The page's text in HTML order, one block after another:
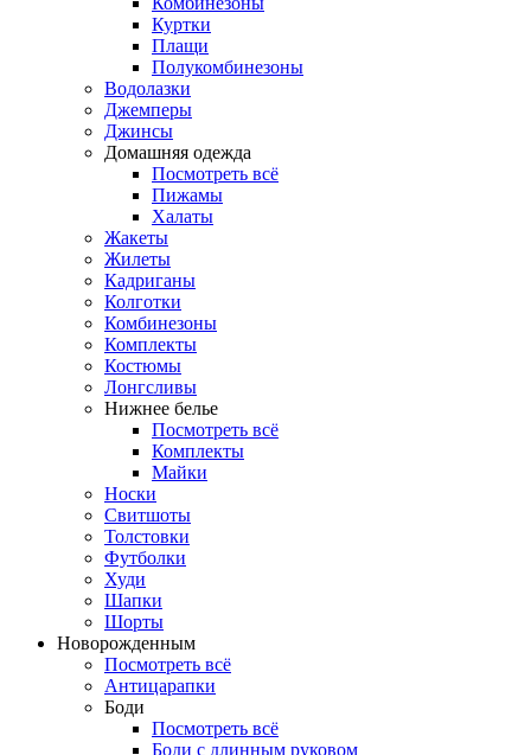
Куртки
Плащи
Полукомбинезоны
Водолазки
Джемперы
Джинсы
Домашняя одежда
Посмотреть всё
Пижамы
Халаты
Жакеты
Жилеты
Кадриганы
Колготки
Комбинезоны
Комплекты
Костюмы
Лонгсливы
Нижнее белье
Посмотреть всё
Комплекты
Майки
Носки
Свитшоты
Толстовки
Футболки
Худи
Шапки
Шорты
Новорожденным
Посмотреть всё
Антицарапки
Боди
Посмотреть всё
Боди с длинным руковом